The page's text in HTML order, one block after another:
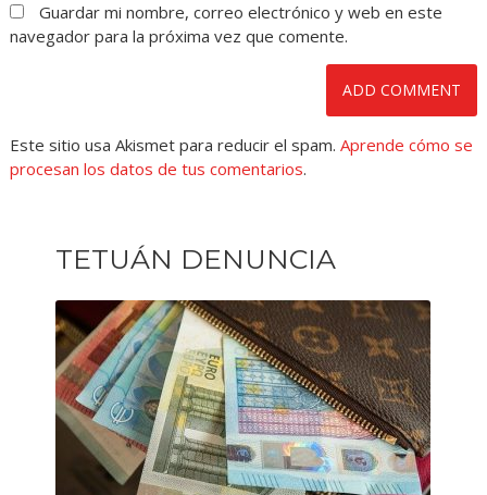
Guardar mi nombre, correo electrónico y web en este
navegador para la próxima vez que comente.
Este sitio usa Akismet para reducir el spam. Aprende cómo se
procesan los datos de tus comentarios.
TETUÁN DENUNCIA